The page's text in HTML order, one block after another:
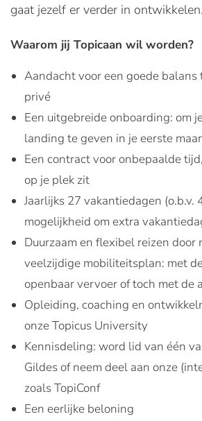
gaat jezelf er verder in ontwikkelen.
Waarom jij Topicaan wil worden?
Aandacht voor een goede balans
privé
Een uitgebreide onboarding: om
landing te geven in je eerste
Een contract voor onbepaalde
op je plek zit
Jaarlijks 27 vakantiedagen (o.b.v.
mogelijkheid om extra
Duurzaam en flexibel reizen door
veelzijdige mobiliteitsplan: met
openbaar vervoer of toch met de
Opleiding, coaching en
onze Topicus University
Kennisdeling: word lid van één
Gildes of neem deel aan onze
zoals TopiConf
Een eerlijke beloning